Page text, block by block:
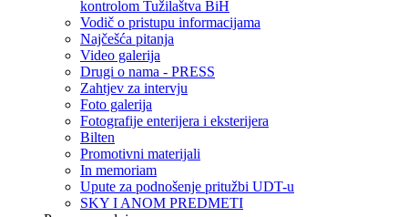
kontrolom Tužilaštva BiH
Vodič o pristupu informacijama
Najčešća pitanja
Video galerija
Drugi o nama - PRESS
Zahtjev za intervju
Foto galerija
Fotografije enterijera i eksterijera
Bilten
Promotivni materijali
In memoriam
Upute za podnošenje pritužbi UDT-u
SKY I ANOM PREDMETI